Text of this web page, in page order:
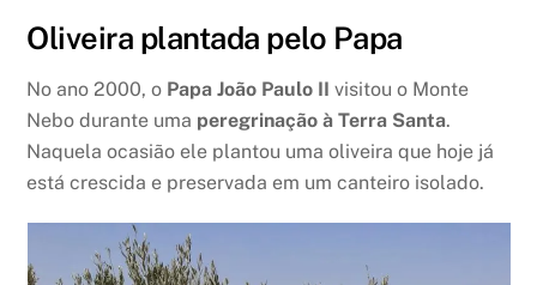
Oliveira plantada pelo Papa
No ano 2000, o Papa João Paulo IIvisitou o Monte
Nebo durante uma peregrinação à Terra Santa.
Naquela ocasião ele plantou uma oliveira que hoje já
está crescida e preservada em um canteiro isolado.